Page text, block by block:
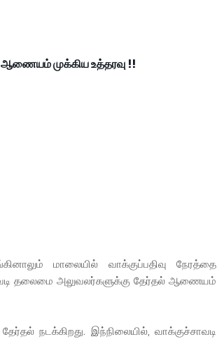
ஆணையம் முக்கிய உத்தரவு !!
மாலையில் வாக்குப்பதிவு நேரத்தை
தலைமை அலுவலர்களுக்கு தேர்தல் ஆணையம்
நடக்கிறது. இந்நிலையில், வாக்குச்சாவடி